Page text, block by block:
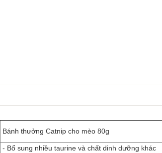
Bánh thưởng Catnip cho mèo 80g
- Bổ sung nhiều taurine và chất dinh dưỡng khác